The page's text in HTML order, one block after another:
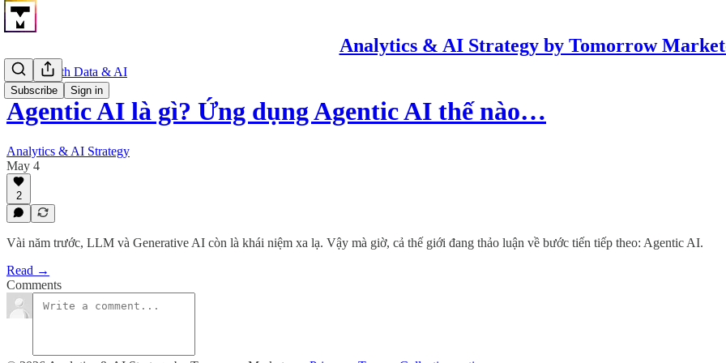
Analytics & AI Strategy by Tomorrow
Subscribe Sign in
Scaling with Data & AI
Agentic AI là gì? Ứng dụng Agentic AI thế nào…
Analytics & AI Strategy
May 4
2
Vài năm trước, LLM và Generative AI còn là khái niệm xa lạ. Vậy mà giờ, cả thế giới đang thảo luận về bước tiến tiếp theo: Agentic AI.
Read →
Comments